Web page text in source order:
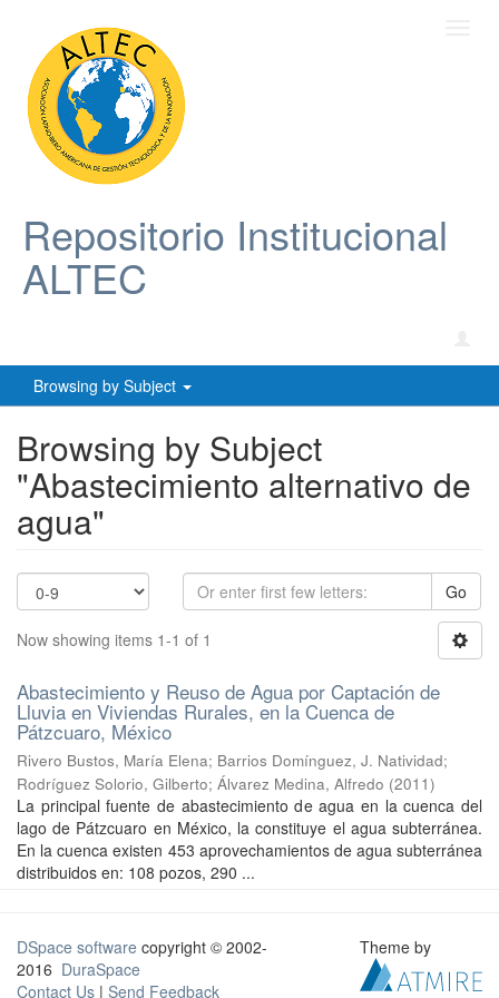
Repositorio Institucional
ALTEC
Browsing by Subject
Browsing by Subject
"Abastecimiento alternativo de
agua"
Go
Now showing items 1-1 of 1
Abastecimiento y Reuso de Agua por Captación de
Lluvia en Viviendas Rurales, en la Cuenca de
Pátzcuaro, México
Rivero Bustos, María Elena; Barrios Domínguez, J. Natividad;
Rodríguez Solorio, Gilberto; Álvarez Medina, Alfredo (2011)
La principal fuente de abastecimiento de agua en la cuenca del
lago de Pátzcuaro en México, la constituye el agua subterránea.
En la cuenca existen 453 aprovechamientos de agua subterránea
distribuidos en: 108 pozos, 290 ...
DSpace software copyright © 2002-
2016 DuraSpace
Contact Us | Send Feedback
Theme by